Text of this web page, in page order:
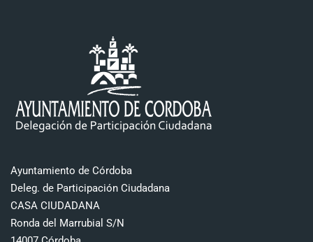
Ayuntamiento de Córdoba
Deleg. de Participación Ciudadana
CASA CIUDADANA
Ronda del Marrubial S/N